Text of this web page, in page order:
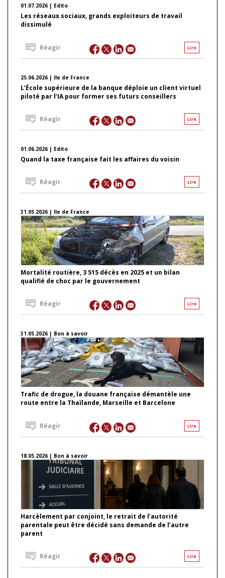
01.07.2026 | Edito
Les réseaux sociaux, grands exploiteurs de travail
dissimulé
Lire
Réagir
25.06.2026 | Ile de France
L’École supérieure de la banque déploie un client virtuel
piloté par l’IA pour former ses futurs conseillers
Lire
Réagir
01.06.2026 | Edito
Quand la taxe française fait les affaires du voisin
Lire
Réagir
31.05.2026 | Ile de France
Mortalité routière, 3 515 décès en 2025 et un bilan
qualifié de choc par le gouvernement
Lire
Réagir
31.05.2026 | Bon à savoir
Trafic de drogue, la douane française démantèle une
route entre la Thaïlande, Marseille et Barcelone
Lire
Réagir
18.05.2026 | Bon à savoir
Harcèlement par conjoint, le retrait de l’autorité
parentale peut être décidé sans demande de l’autre
parent
Lire
Réagir